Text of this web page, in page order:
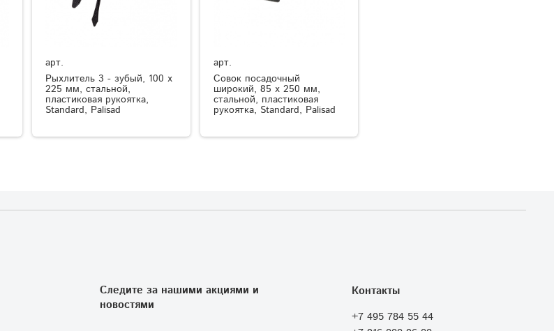
арт.
Рыхлитель 3 - зубый, 100 х
225 мм, стальной,
пластиковая рукоятка,
Standard, Palisad
арт.
Совок посадочный
широкий, 85 х 250 мм,
стальной, пластиковая
рукоятка, Standard, Palisad
Контакты
+7 495 784 55 44
Следите за нашими акциями и
новостями